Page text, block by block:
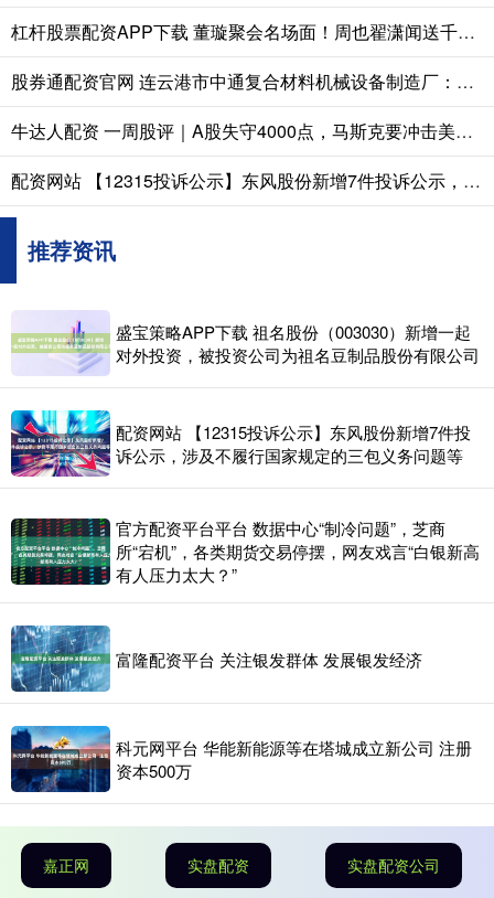
杠杆股票配资APP下载 董璇聚会名场面！周也翟潇闻送千元礼，小酒窝一句话让翟潇闻尴尬
股券通配资官网 连云港市中通复合材料机械设备制造厂：玻璃钢排污管道生产设备先驱者，适配多领域管道制造需求
牛达人配资 一周股评｜A股失守4000点，马斯克要冲击美股8万亿市值
配资网站 【12315投诉公示】东风股份新增7件投诉公示，涉及不履行国家规定的三包义务问题等
推荐资讯
盛宝策略APP下载 祖名股份（003030）新增一起
对外投资，被投资公司为祖名豆制品股份有限公司
配资网站 【12315投诉公示】东风股份新增7件投
诉公示，涉及不履行国家规定的三包义务问题等
官方配资平台平台 数据中心“制冷问题”，芝商
所“宕机”，各类期货交易停摆，网友戏言“白银新高
有人压力太大？”
富隆配资平台 关注银发群体 发展银发经济
科元网平台 华能新能源等在塔城成立新公司 注册
资本500万
嘉正网 实盘配资 实盘配资公司